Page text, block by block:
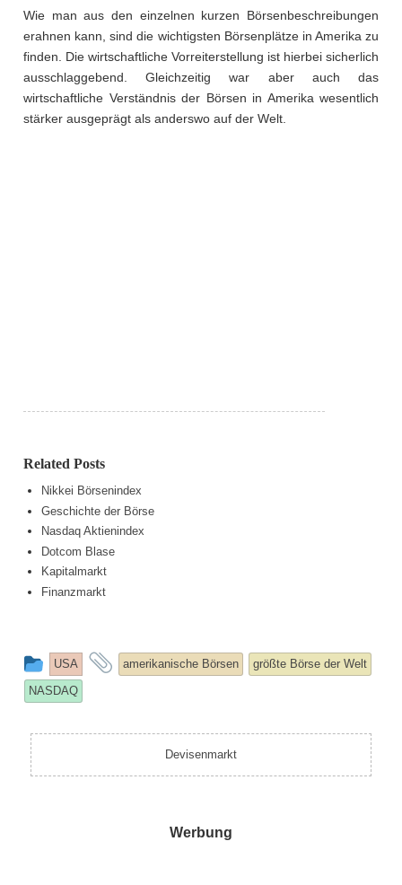
Wie man aus den einzelnen kurzen Börsenbeschreibungen
erahnen kann, sind die wichtigsten Börsenplätze in Amerika zu
finden. Die wirtschaftliche Vorreiterstellung ist hierbei sicherlich
ausschlaggebend. Gleichzeitig war aber auch das
wirtschaftliche Verständnis der Börsen in Amerika wesentlich
stärker ausgeprägt als anderswo auf der Welt.
Related Posts
Nikkei Börsenindex
Geschichte der Börse
Nasdaq Aktienindex
Dotcom Blase
Kapitalmarkt
Finanzmarkt
This
entry
was
posted
USA
and
amerikanische Börsen
größte Börse der Welt
NASDAQ
Devisenmarkt
Werbung